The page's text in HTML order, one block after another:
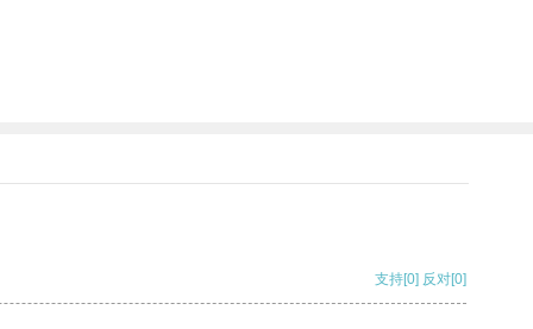
支持[0] 反对[0]